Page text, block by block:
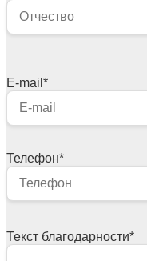
E-mail *
Телефон*
Текст благодарности*